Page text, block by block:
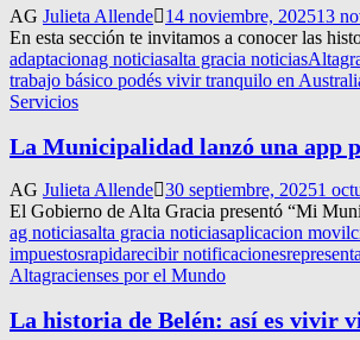
AG Julieta Allende 14 noviembre, 202513
En esta sección te invitamos a conocer las
adaptacionag noticiasalta gracia noticias
trabajo básico podés vivir tranquilo en
Servicios
La Municipalidad lanzó una app
AG Julieta Allende 30 septiembre, 20251
El Gobierno de Alta Gracia presentó “Mi
ag noticiasalta gracia noticiasaplicacion movil
impuestosrapidarecibir notificaciones
Altagracienses por el Mundo
La historia de Belén: así es vivir